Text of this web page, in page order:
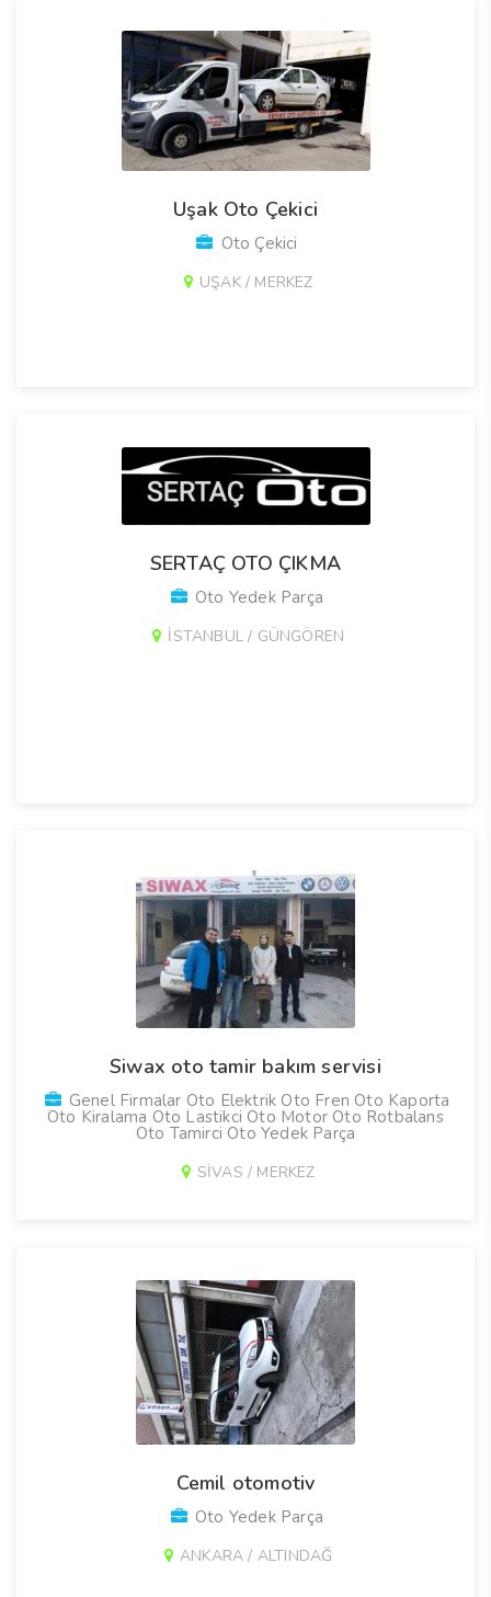
Uşak Oto Çekici
Oto Çekici
UŞAK / MERKEZ
SERTAÇ OTO ÇIKMA
Oto Yedek Parça
İSTANBUL / GÜNGÖREN
Siwax oto tamir bakım servisi
Genel Firmalar Oto Elektrik Oto Fren Oto Kaporta
Oto Kiralama Oto Lastikci Oto Motor Oto Rotbalans
Oto Tamirci Oto Yedek Parça
SİVAS / MERKEZ
Cemil otomotiv
Oto Yedek Parça
ANKARA / ALTINDAĞ